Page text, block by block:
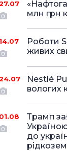
млн грн
14.07
Роботи
живих
Nestlé
вологих
01.08
Трамп
до